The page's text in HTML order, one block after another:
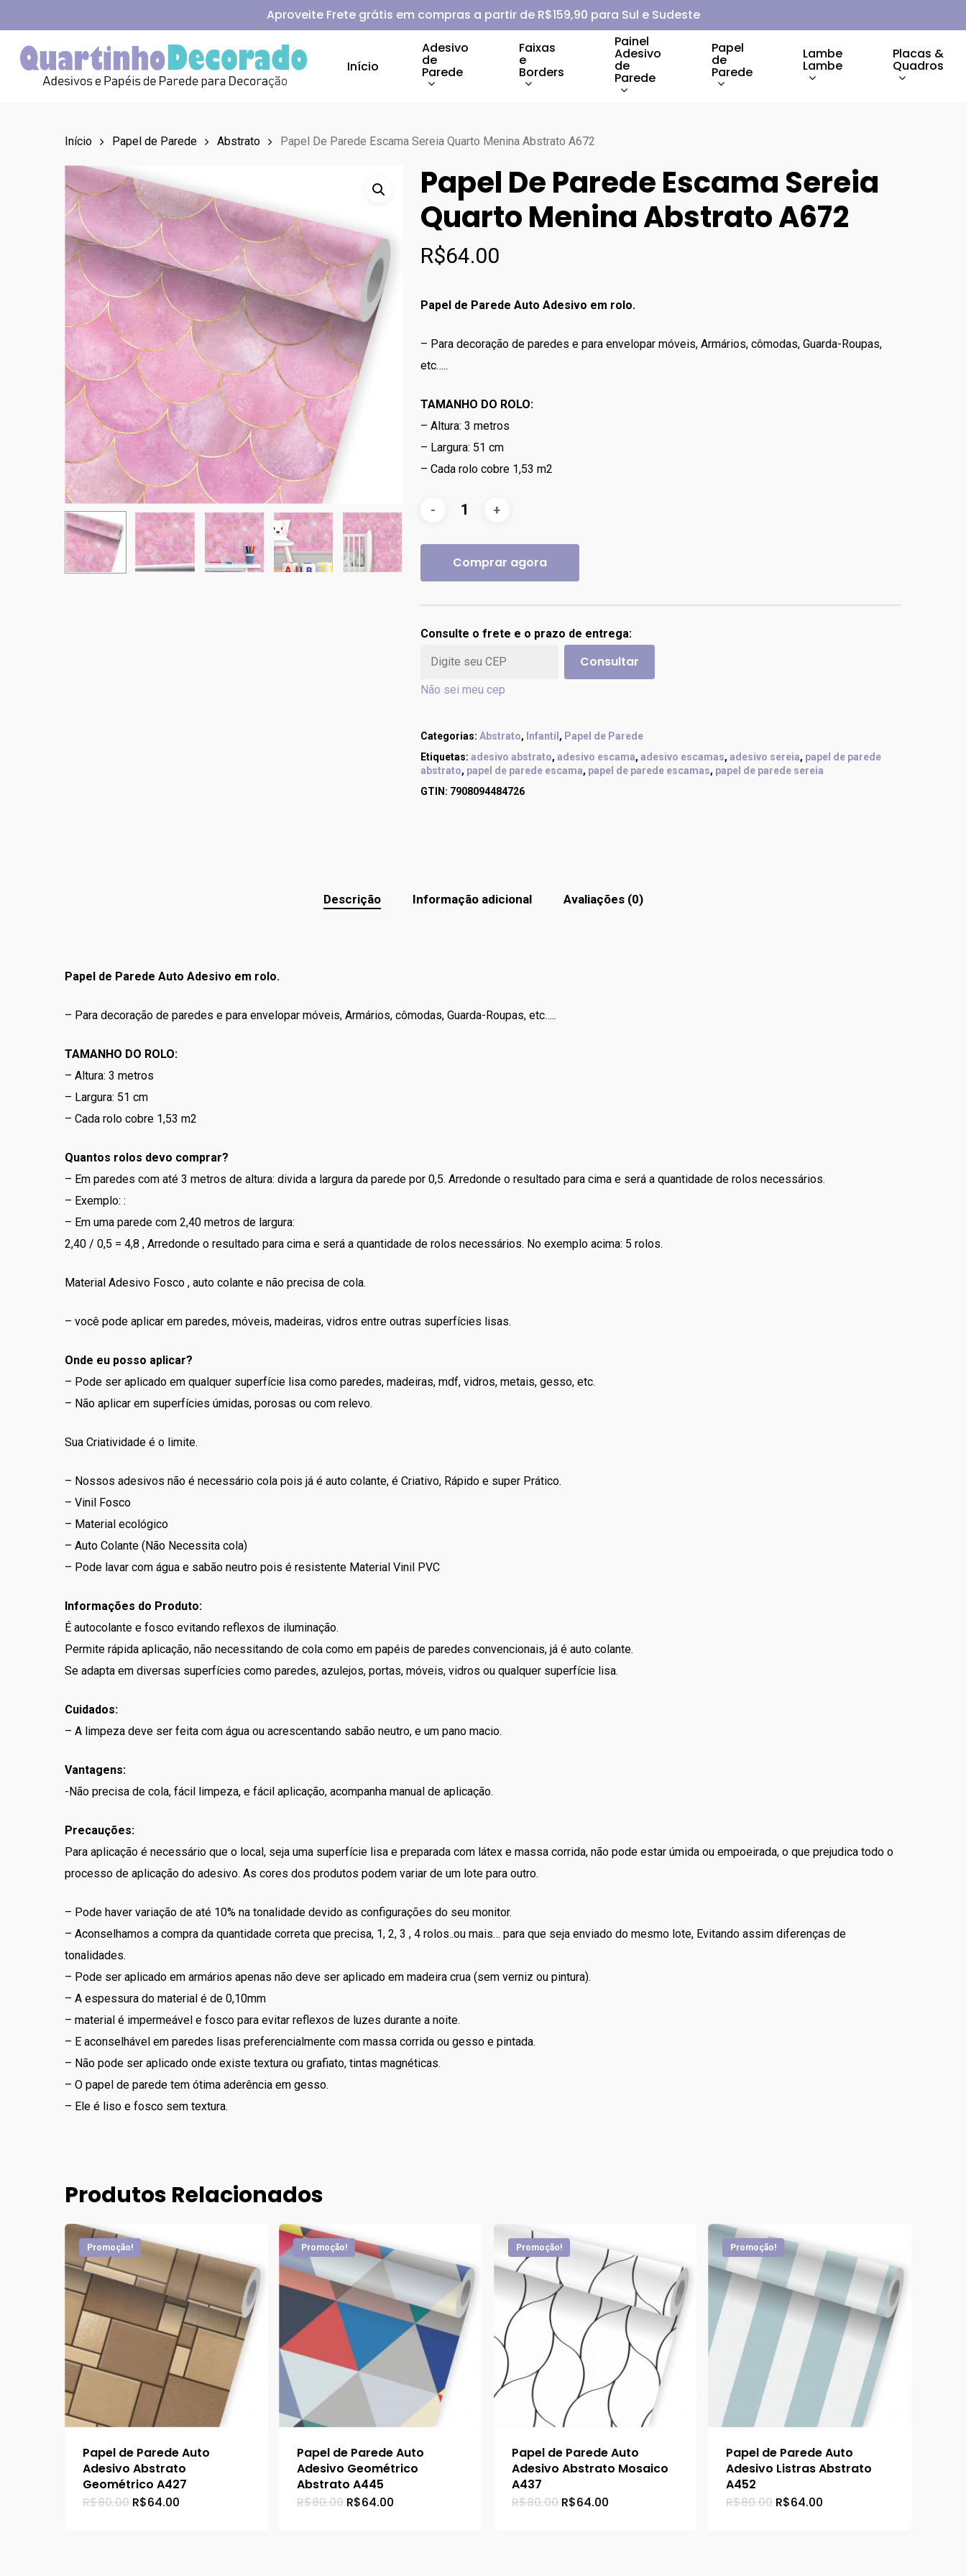
to
main
content
Aproveite Frete grátis em compras a partir de R$159,90 para Sul e Sudeste
Início
Adesivo
de
Parede
Faixas
e
Borders
Painel
Adesivo
de
Parede
Papel
de
Parede
Lambe
Lambe
Placas &
Quadros
Início Papel de Parede Abstrato Papel De Parede Escama Sereia Quarto Menina Abstrato A672
Papel De Parede Escama Sereia
Quarto Menina Abstrato A672
R$64.00
Papel de Parede Auto Adesivo em rolo.
– Para decoração de paredes e para envelopar móveis, Armários, cômodas, Guarda-Roupas,
etc…..
TAMANHO DO ROLO:
– Altura: 3 metros
– Largura: 51 cm
– Cada rolo cobre 1,53 m2
Comprar agora
Consulte o frete e o prazo de entrega:
Consultar
Não sei meu cep
Categorias: Abstrato, Infantil, Papel de Parede
Etiquetas: adesivo abstrato, adesivo escama, adesivo escamas, adesivo sereia, papel de parede
abstrato, papel de parede escama, papel de parede escamas, papel de parede sereia
GTIN: 7908094484726
Descrição Informação adicional Avaliações (0)
Papel de Parede Auto Adesivo em rolo.
– Para decoração de paredes e para envelopar móveis, Armários, cômodas, Guarda-Roupas, etc…..
TAMANHO DO ROLO:
– Altura: 3 metros
– Largura: 51 cm
– Cada rolo cobre 1,53 m2
Quantos rolos devo comprar?
– Em paredes com até 3 metros de altura: divida a largura da parede por 0,5. Arredonde o resultado para cima e será a quantidade de rolos necessários.
– Exemplo: :
– Em uma parede com 2,40 metros de largura:
2,40 / 0,5 = 4,8 , Arredonde o resultado para cima e será a quantidade de rolos necessários. No exemplo acima: 5 rolos.
Material Adesivo Fosco , auto colante e não precisa de cola.
– você pode aplicar em paredes, móveis, madeiras, vidros entre outras superfícies lisas.
Onde eu posso aplicar?
– Pode ser aplicado em qualquer superfície lisa como paredes, madeiras, mdf, vidros, metais, gesso, etc.
– Não aplicar em superfícies úmidas, porosas ou com relevo.
Sua Criatividade é o limite.
– Nossos adesivos não é necessário cola pois já é auto colante, é Criativo, Rápido e super Prático.
– Vinil Fosco
– Material ecológico
– Auto Colante (Não Necessita cola)
– Pode lavar com água e sabão neutro pois é resistente Material Vinil PVC
Informações do Produto:
É autocolante e fosco evitando reflexos de iluminação.
Permite rápida aplicação, não necessitando de cola como em papéis de paredes convencionais, já é auto colante.
Se adapta em diversas superfícies como paredes, azulejos, portas, móveis, vidros ou qualquer superfície lisa.
Cuidados:
– A limpeza deve ser feita com água ou acrescentando sabão neutro, e um pano macio.
Vantagens:
-Não precisa de cola, fácil limpeza, e fácil aplicação, acompanha manual de aplicação.
Precauções:
Para aplicação é necessário que o local, seja uma superfície lisa e preparada com látex e massa corrida, não pode estar úmida ou empoeirada, o que prejudica todo o
processo de aplicação do adesivo. As cores dos produtos podem variar de um lote para outro.
– Pode haver variação de até 10% na tonalidade devido as configurações do seu monitor.
– Aconselhamos a compra da quantidade correta que precisa, 1, 2, 3 , 4 rolos..ou mais… para que seja enviado do mesmo lote, Evitando assim diferenças de
tonalidades.
– Pode ser aplicado em armários apenas não deve ser aplicado em madeira crua (sem verniz ou pintura).
– A espessura do material é de 0,10mm
– material é impermeável e fosco para evitar reflexos de luzes durante a noite.
– E aconselhável em paredes lisas preferencialmente com massa corrida ou gesso e pintada.
– Não pode ser aplicado onde existe textura ou grafiato, tintas magnéticas.
– O papel de parede tem ótima aderência em gesso.
– Ele é liso e fosco sem textura.
Produtos Relacionados
Promoção!
Papel de Parede Auto
Adesivo Abstrato
Geométrico A427
R$80.00 O
preço
R$64.00
Promoção!
Papel de Parede Auto
Adesivo Geométrico
Abstrato A445
R$80.00 O
preço
R$64.00
Promoção!
Papel de Parede Auto
Adesivo Abstrato Mosaico
A437
R$80.00 O
preço
R$64.00O
Promoção!
Papel de Parede Auto
Adesivo Listras Abstrato
A452
R$80.00 O
preço
R$64.00O